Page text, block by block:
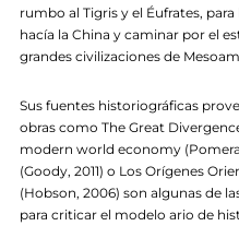
rumbo al Tigris y el Éufrates,
hacía la China y caminar por el
grandes civilizaciones de
Sus fuentes historiográficas
obras como The Great
modern world economy
(Goody, 2011) o Los Orígenes
(Hobson, 2006) son algunas de
para criticar el modelo ario de